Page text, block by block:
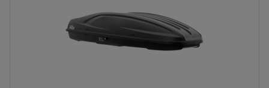
pohodlná instalace - Flexi Fit G2
aerodynamický tvar